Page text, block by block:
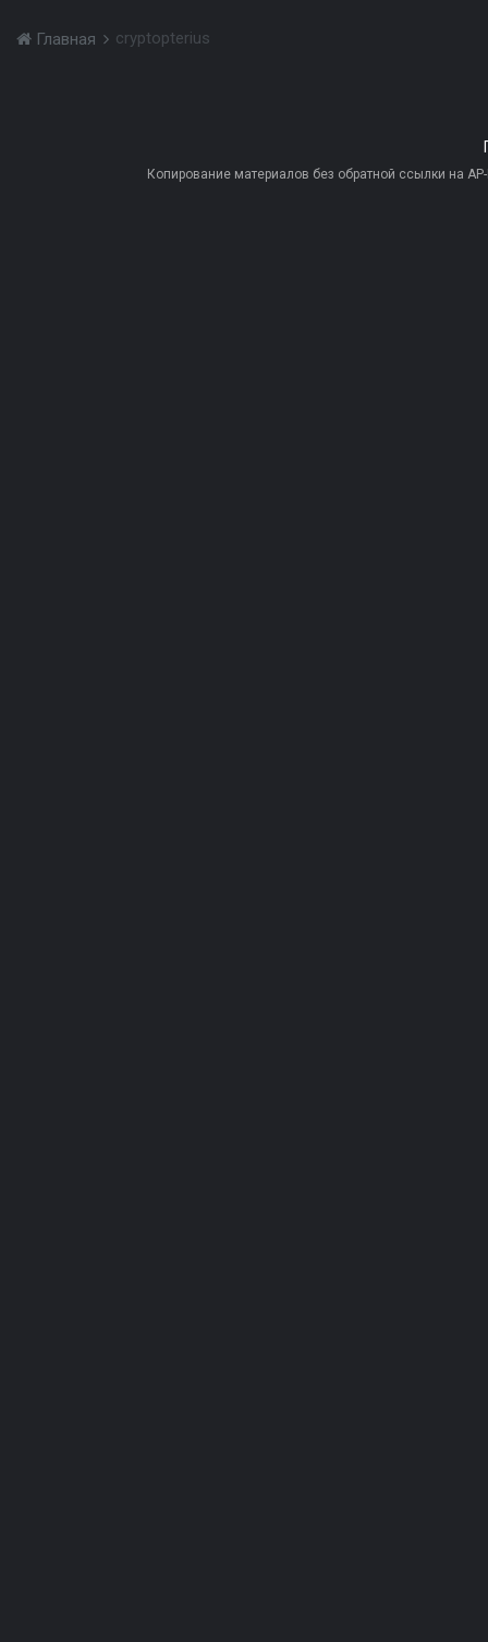
Главная cryptopterius
Копирование материалов без обратной ссылки на